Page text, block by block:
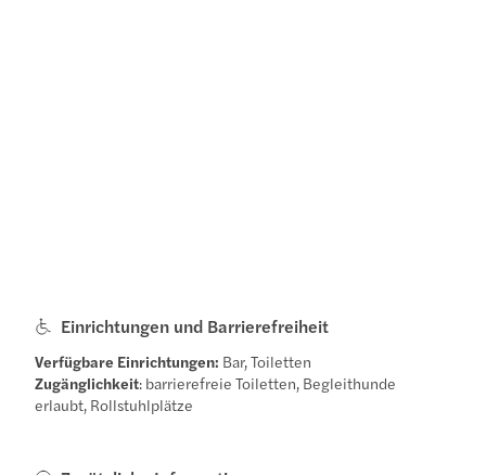
Einrichtungen und Barrierefreiheit
Verfügbare Einrichtungen: Bar, Toiletten
Zugänglichkeit: barrierefreie Toiletten, Begleithunde
erlaubt, Rollstuhlplätze